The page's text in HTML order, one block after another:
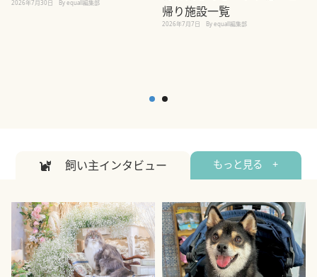
2026年7月30日 By equall編集部
帰り施設一覧
2026年7月7日 By equall編集部
飼い主インタビュー もっと見る +